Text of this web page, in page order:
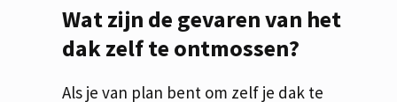
Wat zijn de gevaren van het
dak zelf te ontmossen?
Als je van plan bent om zelf je dak te